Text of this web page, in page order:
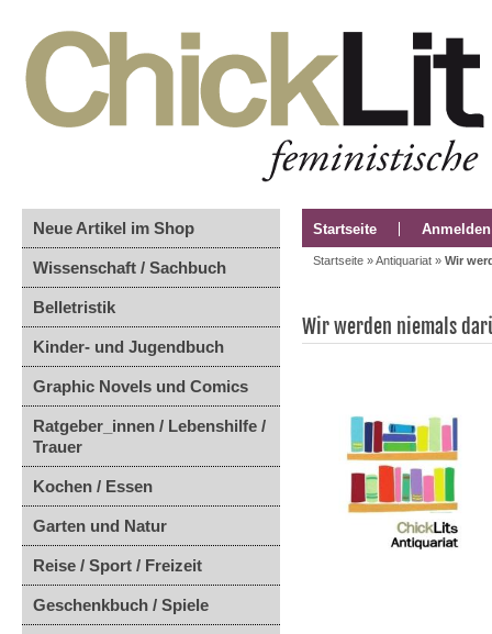
Neue Artikel im Shop
Wissenschaft / Sachbuch
Belletristik
Kinder- und Jugendbuch
Graphic Novels und Comics
Ratgeber_innen / Lebenshilfe /
Trauer
Kochen / Essen
Garten und Natur
Reise / Sport / Freizeit
Geschenkbuch / Spiele
Startseite Anmelden
Startseite »Antiquariat » Wir
Wir werden niemals